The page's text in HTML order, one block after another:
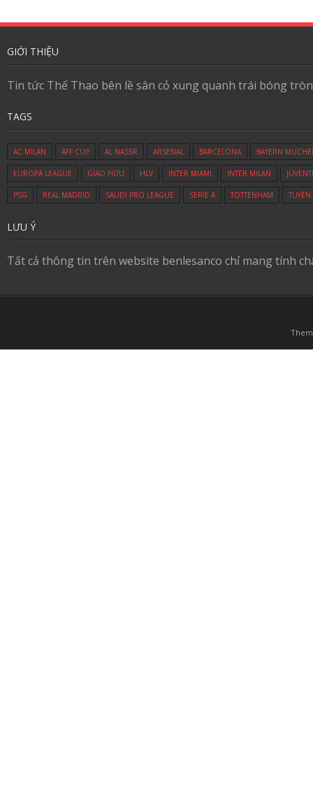
GIỚI THIỆU
Tin tức Thể Thao bên lề sân cỏ xung quanh trái bóng
TAGS
AC MILAN AFF CUP AL NASSR ARSENAL BARCELONA BAYERN
EUROPA LEAGUE GIAO HỮU HLV INTER MIAMI INTER MILAN
PSG REAL MADRID SAUDI PRO LEAGUE SERIE A TOTTENHAM
LƯU Ý
Tất cả thông tin trên website benlesanco chỉ mang tính